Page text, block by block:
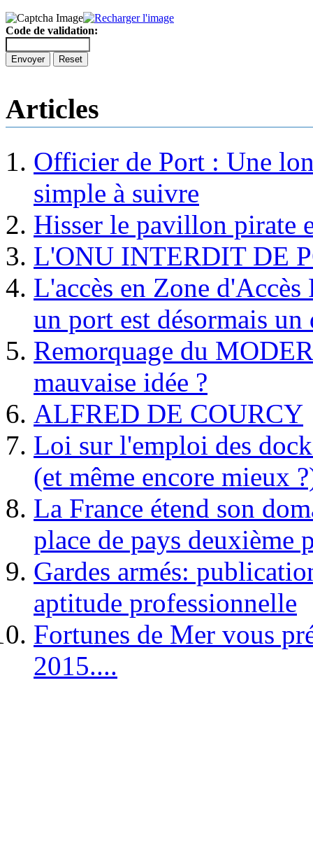
Code de validation:
Envoyer Reset
Articles
Officier de Port : Une
simple à suivre
Hisser le pavillon pirate
L'ONU INTERDIT DE
L'accès en Zone
un port est désormais un
Remorquage du
mauvaise idée ?
ALFRED DE COURCY
Loi sur l'emploi des
(et même encore mieux
La France étend son
place de pays deuxième
Gardes armés:
aptitude professionnelle
Fortunes de Mer vous
2015....